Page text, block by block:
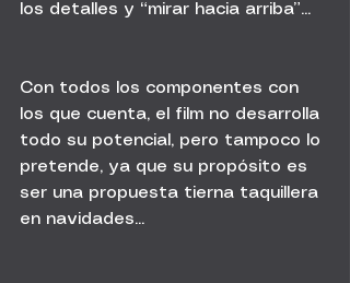
los detalles y “mirar hacia arriba”...
Con todos los componentes con
los que cuenta, el film no desarrolla
todo su potencial, pero tampoco lo
pretende, ya que su propósito es
ser una propuesta tierna taquillera
en navidades...